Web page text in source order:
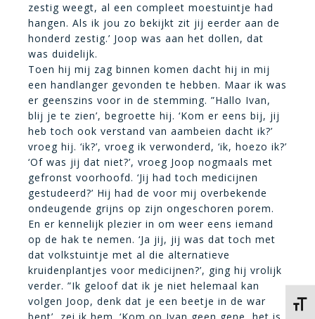
zestig weegt, al een compleet moestuintje had
hangen. Als ik jou zo bekijkt zit jij eerder aan de
honderd zestig.’ Joop was aan het dollen, dat
was duidelijk.
Toen hij mij zag binnen komen dacht hij in mij
een handlanger gevonden te hebben. Maar ik was
er geenszins voor in de stemming. ”Hallo Ivan,
blij je te zien’, begroette hij. ‘Kom er eens bij, jij
heb toch ook verstand van aambeien dacht ik?’
vroeg hij. ‘ik?’, vroeg ik verwonderd, ‘ik, hoezo ik?’
‘Of was jij dat niet?’, vroeg Joop nogmaals met
gefronst voorhoofd. ‘Jij had toch medicijnen
gestudeerd?’ Hij had de voor mij overbekende
ondeugende grijns op zijn ongeschoren porem.
En er kennelijk plezier in om weer eens iemand
op de hak te nemen. ‘Ja jij, jij was dat toch met
dat volkstuintje met al die alternatieve
kruidenplantjes voor medicijnen?’, ging hij vrolijk
verder. ”Ik geloof dat ik je niet helemaal kan
volgen Joop, denk dat je een beetje in de war